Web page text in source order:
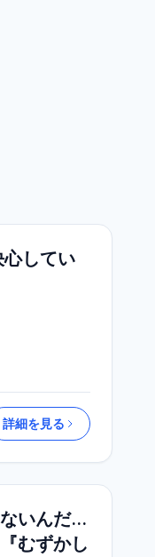
してい
詳細を見る
いんだ…
むずかし